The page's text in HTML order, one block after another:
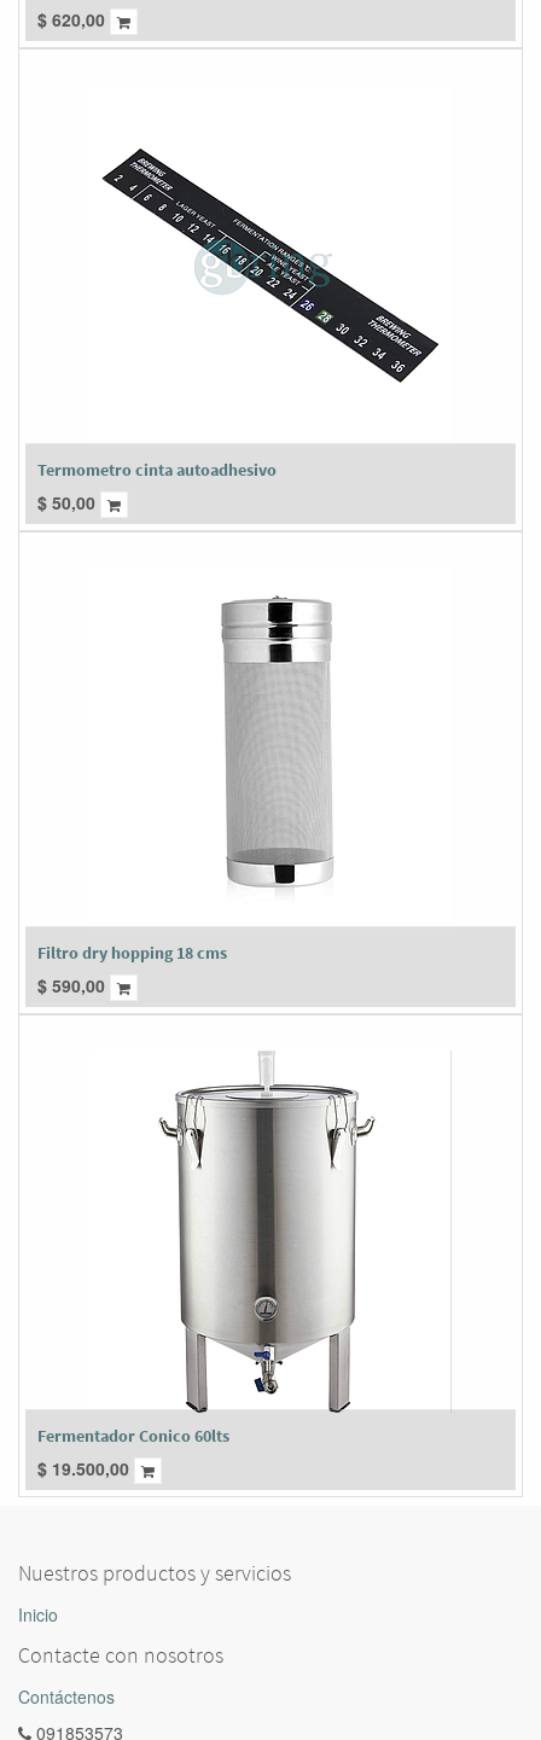
$ 620,00
Termometro cinta autoadhesivo
$ 50,00
Filtro dry hopping 18 cms
$ 590,00
Fermentador Conico 60lts
$ 19.500,00
Nuestros productos y servicios
Inicio
Contacte con nosotros
Contáctenos
091853573